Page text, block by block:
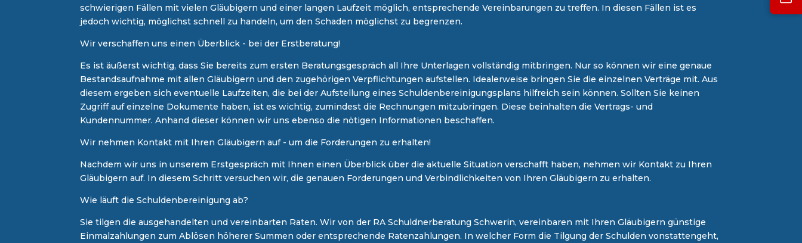
schwierigen Fällen mit vielen Gläubigern und einer langen Laufzeit möglich, entsprechende Vereinbarungen zu treffen. In diesen Fällen ist es
jedoch wichtig, möglichst schnell zu handeln, um den Schaden möglichst zu begrenzen.
​Wir verschaffen uns einen Überblick - bei der Erstberatung!
Es ist äußerst wichtig, dass Sie bereits zum ersten Beratungsgespräch all Ihre Unterlagen vollständig mitbringen. Nur so können wir eine genaue
Bestandsaufnahme mit allen Gläubigern und den zugehörigen Verpflichtungen aufstellen. Idealerweise bringen Sie die einzelnen Verträge mit. Aus
diesem ergeben sich eventuelle Laufzeiten, die bei der Aufstellung eines Schuldenbereinigungsplans hilfreich sein können. Sollten Sie keinen
Zugriff auf einzelne Dokumente haben, ist es wichtig, zumindest die Rechnungen mitzubringen. Diese beinhalten die Vertrags- und
Kundennummer. Anhand dieser können wir uns ebenso die nötigen Informationen beschaffen.
Wir nehmen Kontakt mit Ihren Gläubigern auf - um die Forderungen zu erhalten!
Nachdem wir uns in unserem Erstgespräch mit Ihnen einen Überblick über die aktuelle Situation verschafft haben, nehmen wir Kontakt zu Ihren
Gläubigern auf. In diesem Schritt versuchen wir, die genauen Forderungen und Verbindlichkeiten von Ihren Gläubigern zu erhalten.
Wie läuft die Schuldenbereinigung ab?
Sie tilgen die ausgehandelten und vereinbarten Raten. ​Wir von der RA Schuldnerberatung Schwerin, vereinbaren mit Ihren Gläubigern günstige
Einmalzahlungen zum Ablösen höherer Summen oder entsprechende Ratenzahlungen. In welcher Form die Tilgung der Schulden vonstattengeht,